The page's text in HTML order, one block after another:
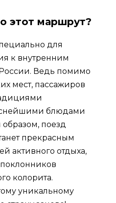
этот маршрут?
для
к внутренним
Ведь помимо
мест, пассажиров
блюдами
образом, поезд
прекрасным
активного отдыха,
колорита.
уникальному